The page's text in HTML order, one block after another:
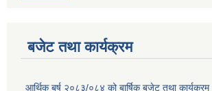
बजेट तथा कार्यक्रम
आर्थिक बर्ष २०८३/०८४ को बार्षिक बजेट तथा कार्यक्रम